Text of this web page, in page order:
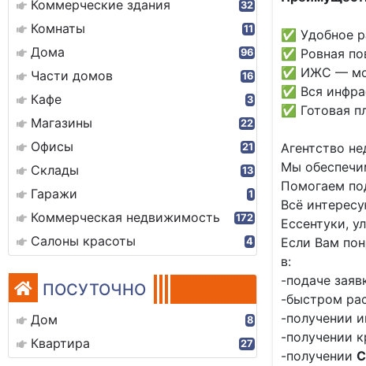
Коммерческие здания 32
Комнаты 11
Дома 96
Части домов 16
Кафе 3
Магазины 22
Офисы 21
Склады 13
Гаражи 1
Коммерческая недвижимость 172
Салоны красоты 4
ПОСУТОЧНО
Дом 8
Квартира 27
✅ Удобное
✅ Ровная
✅ ИЖС —
✅ Вся
✅ Готовая
Агентство
Мы
Помогаем
Всё
Ессентуки,
Если Вам
в:
-подаче
-быстром
-получении
-получении
-получении